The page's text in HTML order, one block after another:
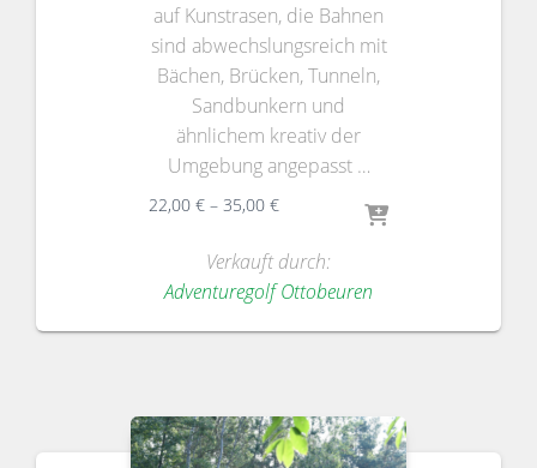
auf Kunstrasen, die Bahnen
sind abwechslungsreich mit
Bächen, Brücken, Tunneln,
Sandbunkern und
ähnlichem kreativ der
Umgebung angepasst …
22,00 € – 35,00 €
Verkauft durch:
Adventuregolf Ottobeuren